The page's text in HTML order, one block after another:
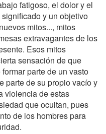
fatigoso, el dolor y el
y un objetivo
mitos..., mitos
extravagantes de los
Esos mitos
sensación de que
parte de un vasto
parte de su propio vacío y
violencia de estas
que ocultan, pues
de los hombres para